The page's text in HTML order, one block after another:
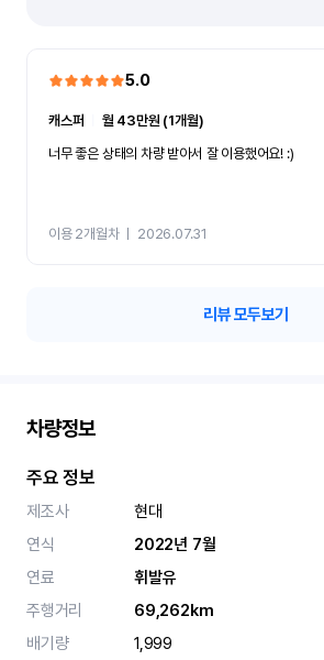
5.0
캐스퍼
월 43만원 (1개월)
너무 좋은 상태의 차량 받아서 잘 이용했어요! :)
이용 2개월차ㅣ 2026.07.31
리뷰 모두보기
차량정보
주요 정보
제조사
현대
연식
2022년 7월
연료
휘발유
주행거리
69,262km
배기량
1,999